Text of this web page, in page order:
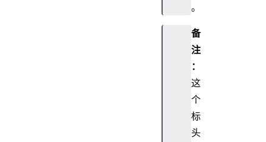
。
备
注
：
这
个
标
头